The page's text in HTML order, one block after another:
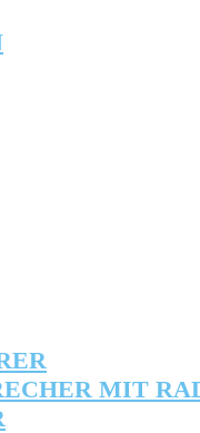
MIT